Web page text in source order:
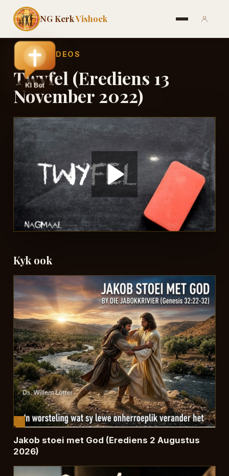
NG KerkVishoek
ALLE VIDEOS
Twyfel (Erediens 13
November 2022)
Play
Video
Kyk ook
Jakob stoei met God (Erediens 2 Augustus
2026)